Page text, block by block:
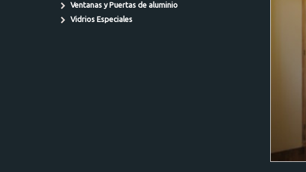
Ventanas y Puertas de aluminio
Vidrios Especiales